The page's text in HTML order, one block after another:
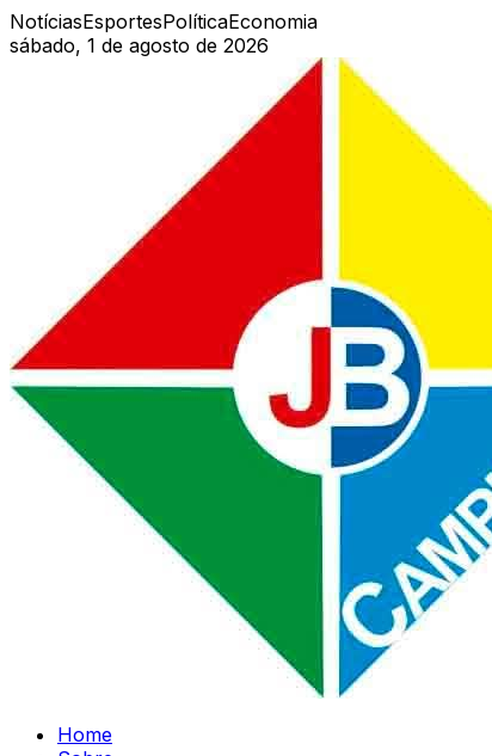
NotíciasEsportesPolíticaEconomia
sábado, 1 de agosto de 2026
Home